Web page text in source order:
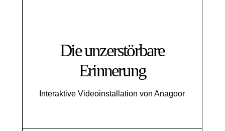
Die unzerstörbare
Erinnerung
Interaktive Videoinstallation von Anagoor